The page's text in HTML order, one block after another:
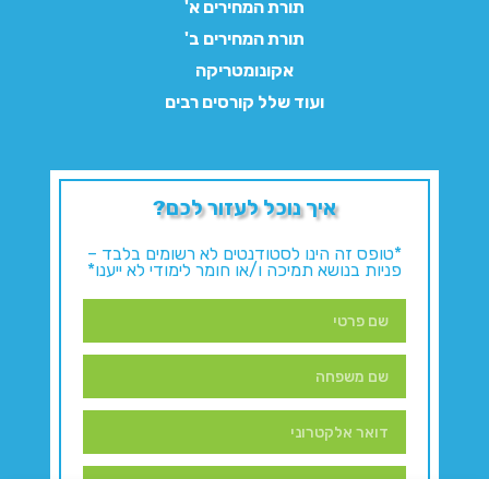
תורת המחירים א'
תורת המחירים ב'
אקונומטריקה
ועוד שלל קורסים רבים
איך נוכל לעזור לכם?
*טופס זה הינו לסטודנטים לא רשומים בלבד –
פניות בנושא תמיכה ו/או חומר לימודי לא ייענו*